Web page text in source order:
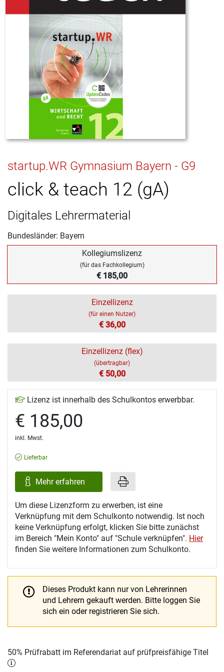
startup.WR Gymnasium Bayern - G9
click & teach 12 (gA)
Digitales Lehrermaterial
Bundesländer: Bayern
Kollegiumslizenz
(für das Fachkollegium)
€ 185,00
Einzellizenz
(für einen Nutzer)
€ 36,00
Einzellizenz (flex)
(übertragbar)
€ 50,00
Lizenz ist innerhalb des Schulkontos erwerbbar.
€ 185,00
inkl. Mwst.
Lieferbar
Mehr erfahren
Um diese Lizenzform zu erwerben, ist eine
Verknüpfung mit dem Schulkonto notwendig. Ist noch
keine Verknüpfung erfolgt, klicken Sie bitte zunächst
im Bereich "Mein Konto" auf "Schule verknüpfen". Hier
finden Sie weitere Informationen zum Schulkonto.
Dieses Produkt kann nur von Lehrerinnen
und Lehrern gekauft werden. Bitte loggen Sie
sich ein oder registrieren Sie sich.
50% Prüfrabatt im Referendariat auf prüfpreisfähige Titel